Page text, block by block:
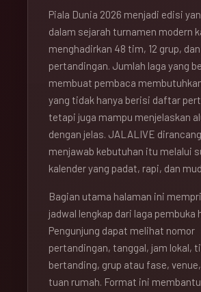
Piala Dunia 2026 menjadi edisi
dalam sejarah turnamen modern
menghadirkan 48 tim, 12 grup, dan
pertandingan. Jumlah laga yang
membuat pembaca
yang tidak hanya berisi daftar
tetapi juga mampu menjelaskan
dengan jelas. JALALIVE
menjawab kebutuhan itu melalui
kalender yang padat, rapi, dan
Bagian utama halaman ini
jadwal lengkap dari laga pembuka
Pengunjung dapat melihat nomor
pertandingan, tanggal, jam lokal,
bertanding, grup atau fase,
tuan rumah. Format ini